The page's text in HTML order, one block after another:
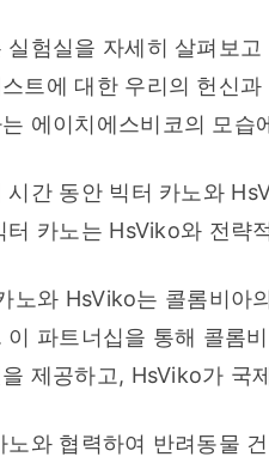
실험실을 자세히 살펴보
트에 대한 우리의 헌신
에이치에스비코의 모
시간 동안 빅터 카노와
터 카노는 HsViko와 전략
노와 HsViko는 콜롬비아
이 파트너십을 통해 콜롬
제공하고, HsViko가 국
노와 협력하여 반려동물